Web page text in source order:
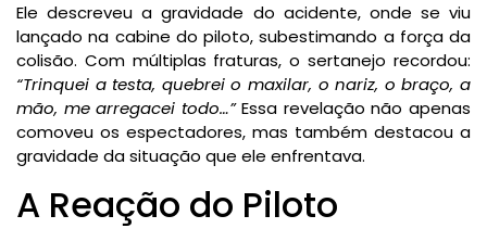
Ele descreveu a gravidade do acidente, onde se viu
lançado na cabine do piloto, subestimando a força da
colisão. Com múltiplas fraturas, o sertanejo recordou:
“Trinquei a testa, quebrei o maxilar, o nariz, o braço, a
mão, me arregacei todo…”Essa revelação não apenas
comoveu os espectadores, mas também destacou a
gravidade da situação que ele enfrentava.
A Reação do Piloto